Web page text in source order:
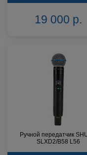
19 000 р.
Ручной передатчик
SLXD2/B58 L56